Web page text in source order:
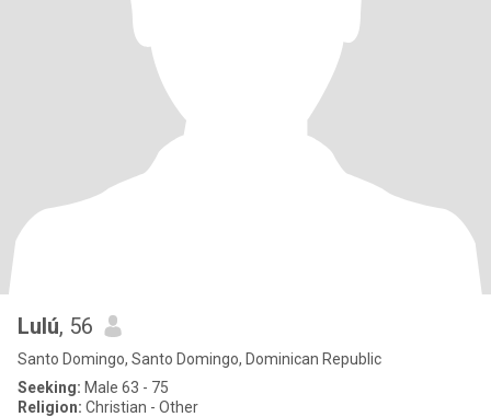
Lulú, 56
Santo Domingo, Santo Domingo, Dominican Republic
Seeking: Male 63 - 75
Religion: Christian - Other